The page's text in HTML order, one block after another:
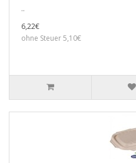
..
6,22€
ohne Steuer 5,10€